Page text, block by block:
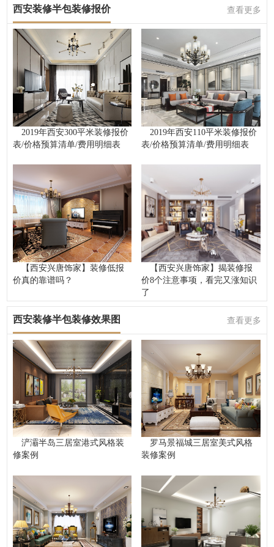
西安装修半包装修报价 查看更多
2019年西安300平米装修报价
表/价格预算清单/费用明细表
2019年西安110平米装修报价
表/价格预算清单/费用明细表
【西安兴唐饰家】装修低报
价真的靠谱吗？
【西安兴唐饰家】揭装修报
价8个注意事项，看完又涨知识
了
西安装修半包装修效果图 查看更多
浐灞半岛三居室港式风格装
修案例
罗马景福城三居室美式风格
装修案例